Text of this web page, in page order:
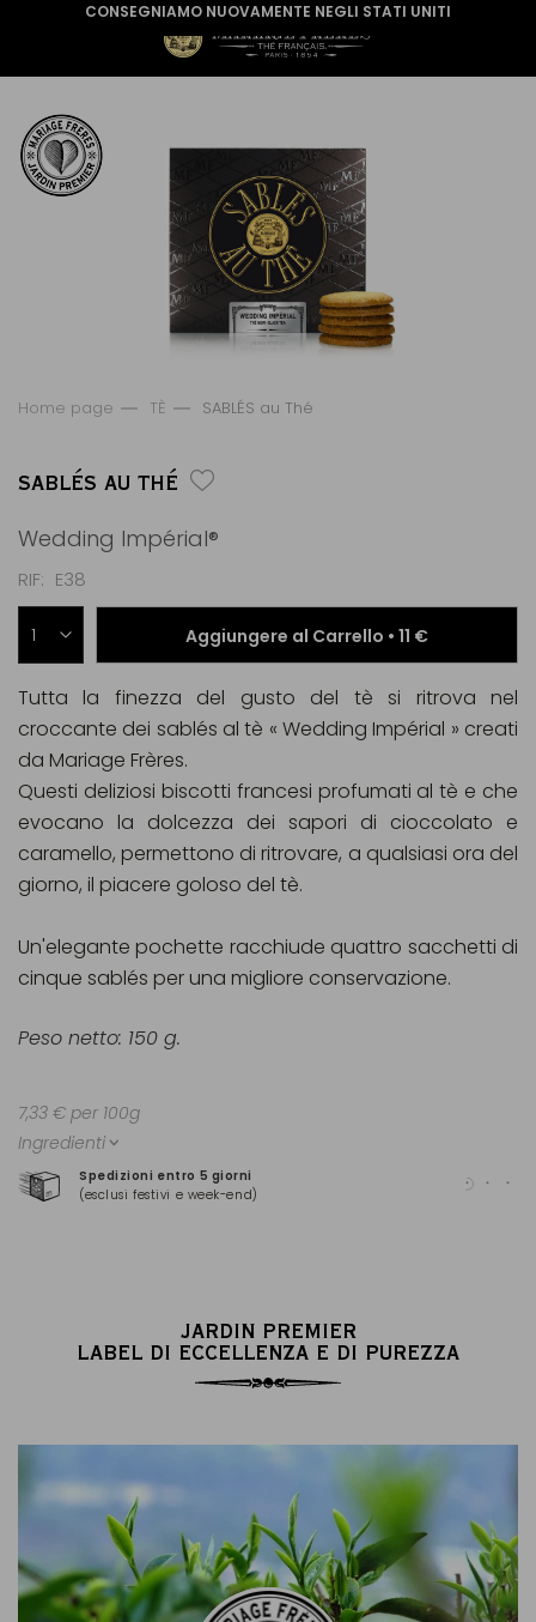
CONSEGNIAMO NUOVAMENTE NEGLI STATI UNITI
Home page TÈ SABLÉS au Thé
SABLÉS AU THÉ
Wedding Impérial®
RIF E38
Aggiungere al Carrello • 11 €
Spedizioni entro 5 giorni
(esclusi festivi e week-end)
Tutta la finezza del gusto del tè si ritrova nel
croccante dei sablés al tè « Wedding Impérial » creati
da Mariage Frères.
Questi deliziosi biscotti francesi profumati al tè e che
evocano la dolcezza dei sapori di cioccolato e
caramello, permettono di ritrovare, a qualsiasi ora del
giorno, il piacere goloso del tè.
Un'elegante pochette racchiude quattro sacchetti di
cinque sablés per una migliore conservazione.
Peso netto: 150 g.
7,33 € per 100g
Ingredienti
JARDIN PREMIER
LABEL DI ECCELLENZA E DI PUREZZA